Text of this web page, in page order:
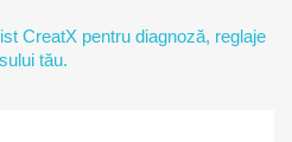
CreatX pentru diagnoză, reglaje
tău.